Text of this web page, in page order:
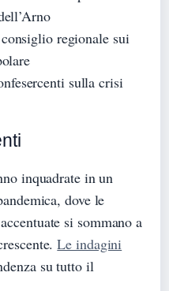
regionale sui
sulla crisi
inquadrate in un
dove le
si sommano a
Le indagini
su tutto il